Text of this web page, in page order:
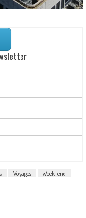
Voyages Week-end